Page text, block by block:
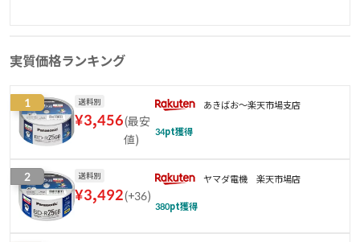
実質価格ランキング
1 送料別
¥3,456(最安
値)
あきばお〜楽天市場支店
34pt獲得
2 送料別
¥3,492(+36)
ヤマダ電機 楽天市場店
380pt獲得